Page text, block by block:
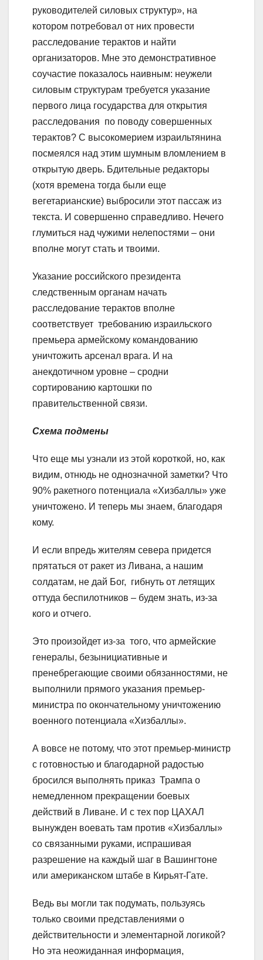
руководителей силовых структур», на
котором потребовал от них провести
расследование терактов и найти
организаторов. Мне это демонстративное
соучастие показалось наивным: неужели
силовым структурам требуется указание
первого лица государства для открытия
расследования по поводу совершенных
терактов? С высокомерием израильтянина
посмеялся над этим шумным вломлением в
открытую дверь. Бдительные редакторы
(хотя времена тогда были еще
вегетарианские) выбросили этот пассаж из
текста. И совершенно справедливо. Нечего
глумиться над чужими нелепостями – они
вполне могут стать и твоими.
Указание российского президента
следственным органам начать
расследование терактов вполне
соответствует требованию израильского
премьера армейскому командованию
уничтожить арсенал врага. И на
анекдотичном уровне – сродни
сортированию картошки по
правительственной связи.
Схема подмены
Что еще мы узнали из этой короткой, но, как
видим, отнюдь не однозначной заметки? Что
90% ракетного потенциала «Хизбаллы» уже
уничтожено. И теперь мы знаем, благодаря
кому.
И если впредь жителям севера придется
прятаться от ракет из Ливана, а нашим
солдатам, не дай Бог, гибнуть от летящих
оттуда беспилотников – будем знать, из-за
кого и отчего.
Это произойдет из-за того, что армейские
генералы, безынициативные и
пренебрегающие своими обязанностями, не
выполнили прямого указания премьер-
министра по окончательному уничтожению
военного потенциала «Хизбаллы».
А вовсе не потому, что этот премьер-министр
с готовностью и благодарной радостью
бросился выполнять приказ Трампа о
немедленном прекращении боевых
действий в Ливане. И с тех пор ЦАХАЛ
вынужден воевать там против «Хизбаллы»
со связанными руками, испрашивая
разрешение на каждый шаг в Вашингтоне
или американском штабе в Кирьят-Гате.
Ведь вы могли так подумать, пользуясь
только своими представлениями о
действительности и элементарной логикой?
Но эта неожиданная информация,